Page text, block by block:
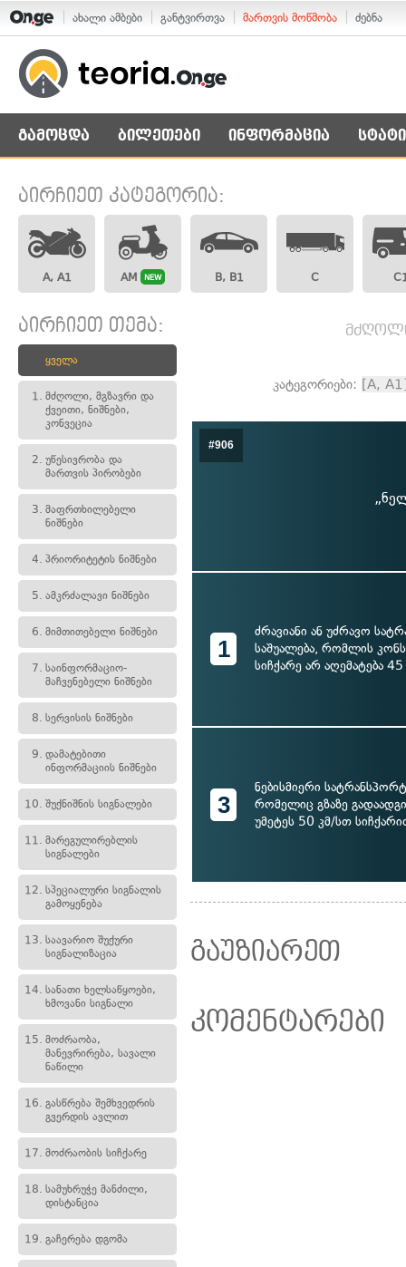
ახალი ამბები განტვირთვა მართვის მოწმობა ძებნა
გამოცდა ბილეთები ინფორმაცია
აირჩიეთ კატეგორია:
A, A1 AM NEW B, B1 C
აირჩიეთ თემა:
ყველა
1. მძღოლი, მგზავრი და
ქვეითი, ნიშნები,
კონვეცია
2. უწესივრობა და
მართვის პირობები
3. მაფრთხილებელი
ნიშნები
4. პრიორიტეტის ნიშნები
5. ამკრძალავი ნიშნები
6. მიმთითებელი ნიშნები
7. საინფორმაციო-
მაჩვენებელი ნიშნები
8. სერვისის ნიშნები
9. დამატებითი
ინფორმაციის ნიშნები
10. შუქნიშნის სიგნალები
11. მარეგულირებლის
სიგნალები
12. სპეციალური სიგნალის
გამოყენება
13. საავარიო შუქური
სიგნალიზაცია
14. სანათი ხელსაწყოები,
ხმოვანი სიგნალი
15. მოძრაობა,
მანევრირება, სავალი
ნაწილი
16. გასწრება შემხვედრის
გვერდის ავლით
17. მოძრაობის სიჩქარე
18. სამუხრუჭე მანძილი,
დისტანცია
19. გაჩერება დგომა
კატეგორიები: [A,
#906
1
ძრავიანი ან უძრავო
საშუალება, რომლის
სიჩქარე არ აღემატება
3
ნებისმიერი
რომელიც გზაზე
უმეტეს 50 კმ/სთ
გაუზიარეთ
კომენტარები